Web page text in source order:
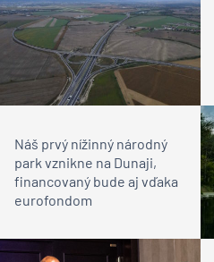
Náš prvý nížinný národný
park vznikne na Dunaji,
financovaný bude aj vďaka
eurofondom